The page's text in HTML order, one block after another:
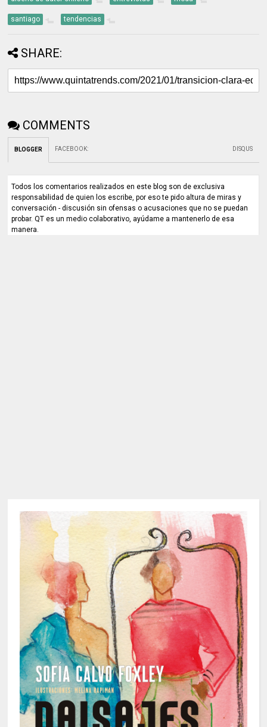
santiago tendencias
SHARE:
COMMENTS
BLOGGER FACEBOOK: DISQUS
Todos los comentarios realizados en este blog son de exclusiva
responsabilidad de quien los escribe, por eso te pido altura de miras y
conversación - discusión sin ofensas o acusaciones que no se puedan
probar. QT es un medio colaborativo, ayúdame a mantenerlo de esa
manera.